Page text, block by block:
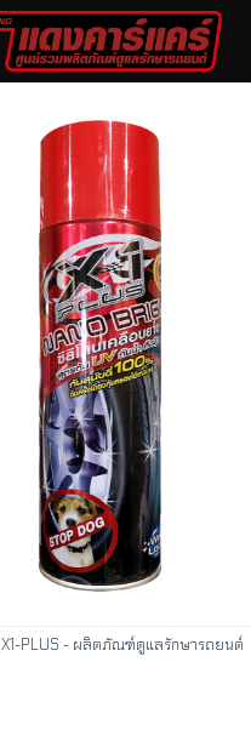
X1-PLUS - ผลิตภัณฑ์ดูแลรักษารถยนต์